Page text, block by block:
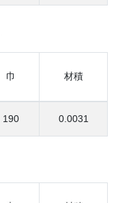
巾 材積
190 0.0031